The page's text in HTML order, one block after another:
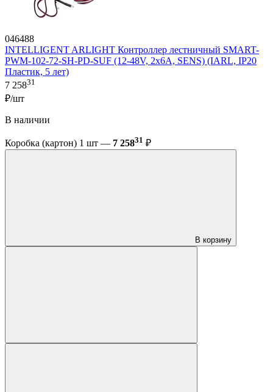
046488
INTELLIGENT ARLIGHT Контроллер лестничный SMART-
PWM-102-72-SH-PD-SUF (12-48V, 2x6A, SENS) (IARL, IP20
Пластик, 5 лет)
7 25831
₽/шт
В наличии
Коробка (картон) 1 шт — 7 25831 ₽
В корзину